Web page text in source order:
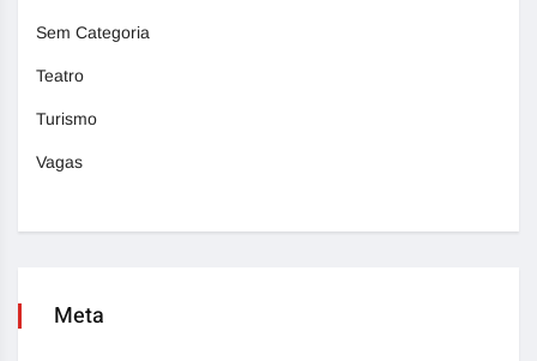
Sem Categoria
Teatro
Turismo
Vagas
Meta